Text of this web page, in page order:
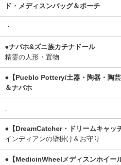
ド・メディスンバッグ＆ポーチ
・
●ナバホ&ズニ族カチナドール
精霊の人形・置物
●【Pueblo Pottery/土器・陶器・陶
＆ナバホ
●【DreamCatcher・ドリームキャッ
インディアンの壁掛け＆お守り
●【MedicinWheelメディスンホイー